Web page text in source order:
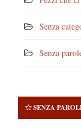
Senza
Senza
SENZA